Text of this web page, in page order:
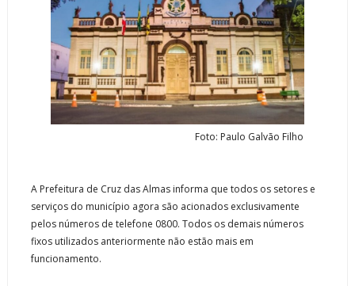
Foto: Paulo Galvão Filho
A Prefeitura de Cruz das Almas informa que todos os setores e
serviços do município agora são acionados exclusivamente
pelos números de telefone 0800. Todos os demais números
fixos utilizados anteriormente não estão mais em
funcionamento.